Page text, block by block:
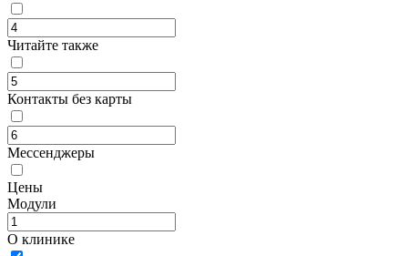
Читайте также
Контакты без карты
Мессенджеры
Цены
Модули
О клинике